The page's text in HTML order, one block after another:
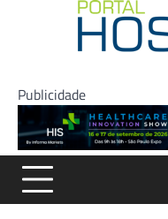
Publicidade